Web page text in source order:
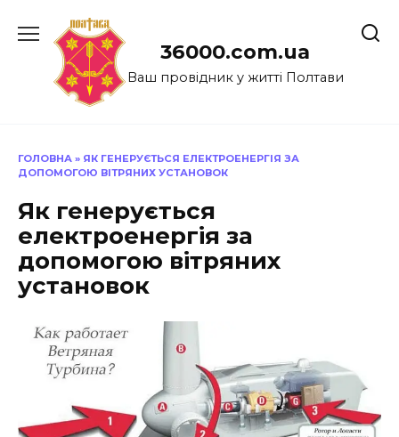
до
36000.com.ua
Ваш провідник у житті Полтави
ГОЛОВНА » ЯК ГЕНЕРУЄТЬСЯ ЕЛЕКТРОЕНЕРГІЯ ЗА
ДОПОМОГОЮ ВІТРЯНИХ УСТАНОВОК
Як генерується
електроенергія за
допомогою вітряних
установок